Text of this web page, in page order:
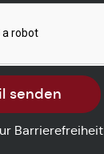
senden
Barrierefreiheit